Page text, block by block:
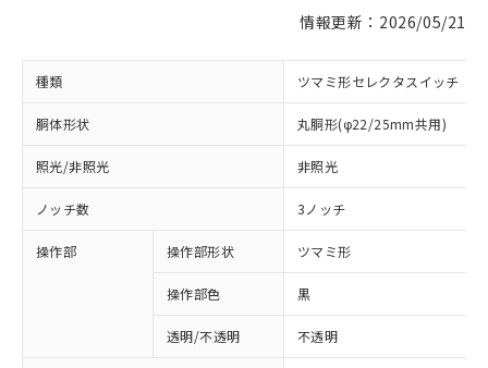
情報更新：2026/05/21
種類 ツマミ形セレクタスイッチ
胴体形状 丸胴形(φ22/25mm共用)
照光/非照光 非照光
ノッチ数 3ノッチ
操作部 操作部形状 ツマミ形
操作部色 黒
透明/不透明 不透明